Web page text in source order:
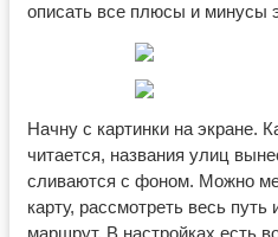
описать все плюсы и минусы
Начну с картинки на экране.
читается, названия улиц
сливаются с фоном. Можно
карту, рассмотреть весь путь
маршрут. В настройках есть